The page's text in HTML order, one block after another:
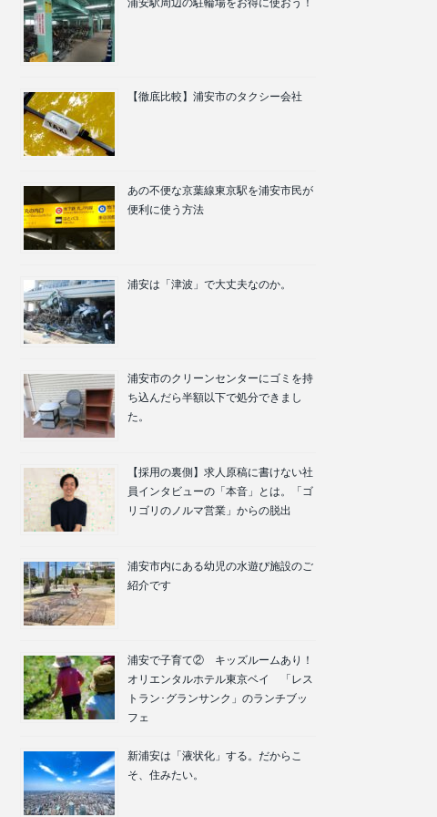
【徹底比較】浦安市のタクシー会社
あの不便な京葉線東京駅を浦安市民が
便利に使う方法
浦安は「津波」で大丈夫なのか。
浦安市のクリーンセンターにゴミを持
ち込んだら半額以下で処分できまし
た。
【採用の裏側】求人原稿に書けない社
員インタビューの「本音」とは。「ゴ
リゴリのノルマ営業」からの脱出
浦安市内にある幼児の水遊び施設のご
紹介です
浦安で子育て② キッズルームあり！
オリエンタルホテル東京ベイ 「レス
トラン･グランサンク」のランチブッ
フェ
新浦安は「液状化」する。だからこ
そ、住みたい。